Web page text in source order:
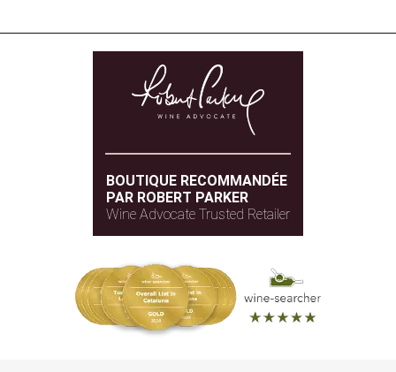
BOUTIQUE RECOMMANDÉE
PAR ROBERT PARKER
Wine Advocate Trusted Retailer